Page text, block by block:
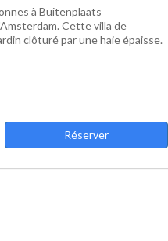
à Buitenplaats
Cette villa de
clôturé par une haie épaisse.
Réserver